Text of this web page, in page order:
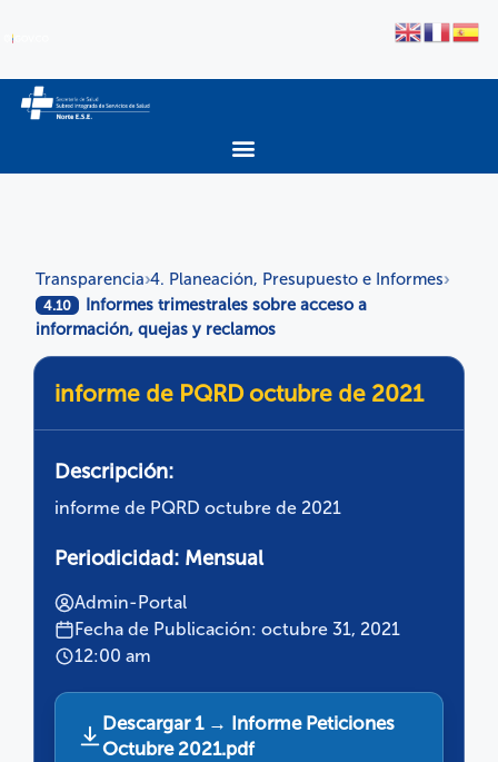
Transparencia›4. Planeación, Presupuesto e Informes›
4.10
Informes trimestrales sobre acceso a
información, quejas y reclamos
informe de PQRD octubre de 2021
Descripción:
informe de PQRD octubre de 2021
Periodicidad: Mensual
Admin-Portal
Fecha de Publicación: octubre 31, 2021
12:00 am
Descargar 1 → Informe Peticiones
Octubre 2021.pdf